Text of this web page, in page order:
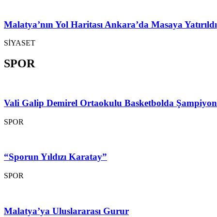
Malatya’nın Yol Haritası Ankara’da Masaya Yatırıldı
SİYASET
SPOR
Vali Galip Demirel Ortaokulu Basketbolda
SPOR
“Sporun Yıldızı Karatay”
SPOR
Malatya’ya Uluslararası Gurur